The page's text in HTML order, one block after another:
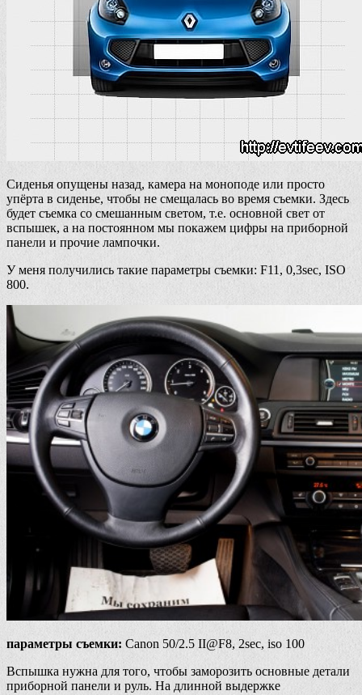
Сиденья опущены назад, камера на моноподе или просто
упёрта в сиденье, чтобы не смещалась во время съемки. Здесь
будет съемка со смешанным светом, т.е. основной свет от
вспышек, а на постоянном мы покажем цифры на приборной
панели и прочие лампочки.
У меня получились такие параметры съемки: F11, 0,3sec, ISO
800.
параметры съемки: Canon 50/2.5 II@F8, 2sec, iso 100
Вспышка нужна для того, чтобы заморозить основные детали
приборной панели и руль. На длинной выдержке